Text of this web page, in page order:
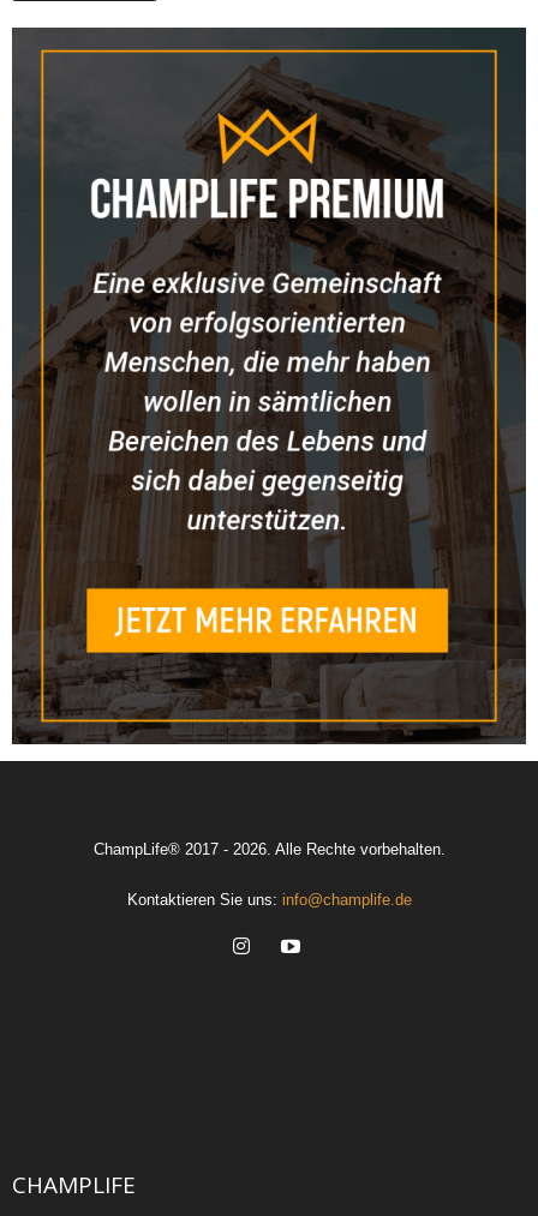
ChampLife® 2017 - 2026. Alle Rechte vorbehalten.
Kontaktieren Sie uns: info@champlife.de
CHAMPLIFE